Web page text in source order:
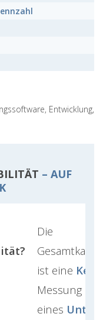
Entwicklung,
– AUF
Die
ist eine
Messung
eines